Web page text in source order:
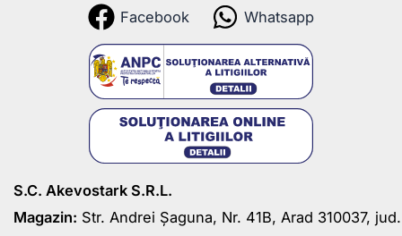
Facebook Whatsapp
S.C. Akevostark S.R.L.
Magazin: Str. Andrei Șaguna, Nr. 41B, Arad 310037, jud.